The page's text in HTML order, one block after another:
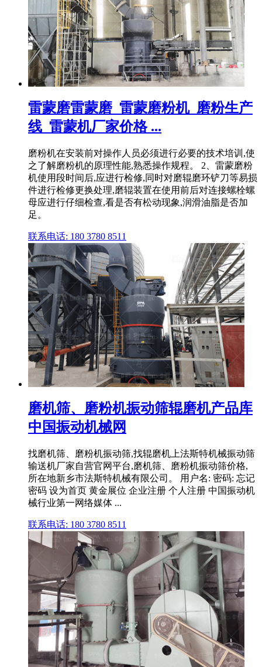
雷蒙磨雷蒙磨_雷蒙磨粉机_磨粉生产
线_雷蒙机厂家价格 ...
磨粉机在安装前对操作人员必须进行必要的技术培训,使
之了解磨粉机的原理性能,熟悉操作规程。 2、雷蒙磨粉
机使用段时间后,应进行检修,同时对磨辊磨环铲刀等易损
件进行检修更换处理,磨辊装置在使用前后对连接螺栓螺
母应进行仔细检查,看是否有松动现象,润滑油脂是否加
足。
联系电话: 180 3780 8511
磨机筛、磨粉机振动筛辊磨机产品库
中国振动机械网
找磨机筛、磨粉机振动筛,找辊磨机上法斯特机械振动筛
输送机厂家自营官网平台,磨机筛、磨粉机振动筛价格,
所在地新乡市法斯特机械有限公司。 用户名: 密码: 忘记
密码 设为首页 黄金展位 企业注册 个人注册 中国振动机
械行业第一网络媒体 ...
联系电话: 180 3780 8511